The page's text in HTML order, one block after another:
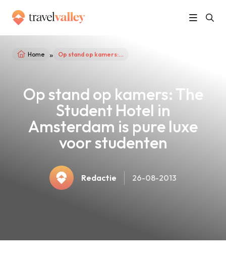
Home » Op stand op kamers: The Student Hotel in Amsterdam is pure luxe voor studenten
Op stand op kamers: The
Student Hotel in
Amsterdam is pure luxe
voor studenten
Redactie 26-08-2013